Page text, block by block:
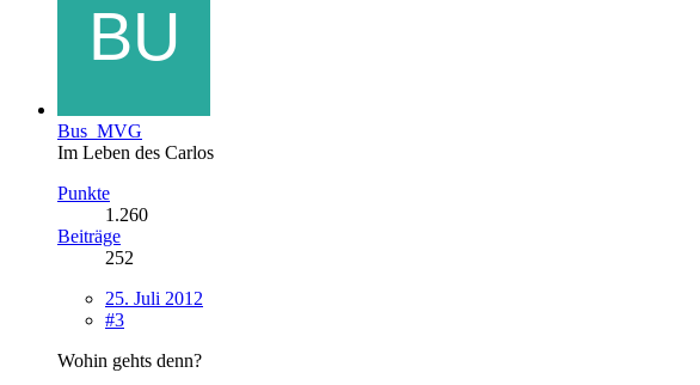
Bus_MVG
Im Leben des Carlos
Punkte
1.260
Beiträge
252
25. Juli 2012
#3
Wohin gehts denn?